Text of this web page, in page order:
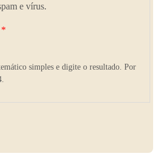
e vírus.
*
simples e digite o resultado. Por